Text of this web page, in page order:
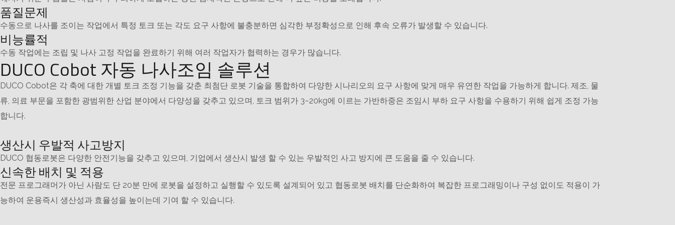
품질문제
수동으로 나사를 조이는 작업에서 특정 토크 또는 각도 요구 사항에 불충분하면 심각한 부정확성으로 인해 후속 오류가 발생할 수 있습니다.
비능률적
수동 작업에는 조립 및 나사 고정 작업을 완료하기 위해 여러 작업자가 협력하는 경우가 많습니다.
DUCO Cobot 자동 나사조임 솔루션
DUCO Cobot은 각 축에 대한 개별 토크 조정 기능을 갖춘 최첨단 로봇 기술을 통합하여 다양한 시나리오의 요구 사항에 맞게 매우 유연한 작업을 가능하게 합니다. 제조, 물
류, 의료 부문을 포함한 광범위한 산업 분야에서 다양성을 갖추고 있으며, 토크 범위가 3~20kg에 이르는 가반하중은 조임시 부하 요구 사항을 수용하기 위해 쉽게 조정 가능
합니다.
생산시 우발적 사고방지
DUCO 협동로봇은 다양한 안전기능을 갖추고 있으며, 기업에서 생산시 발생 할 수 있는 우발적인 사고 방지에 큰 도움을 줄 수 있습니다.
신속한 배치 및 적용
전문 프로그래머가 아닌 사람도 단 20분 만에 로봇을 설정하고 실행할 수 있도록 설계되어 있고 협동로봇 배치를 단순화하여 복잡한 프로그래밍이나 구성 없이도 적용이 가
능하여 운용즉시 생산성과 효율성을 높이는데 기여 할 수 있습니다.